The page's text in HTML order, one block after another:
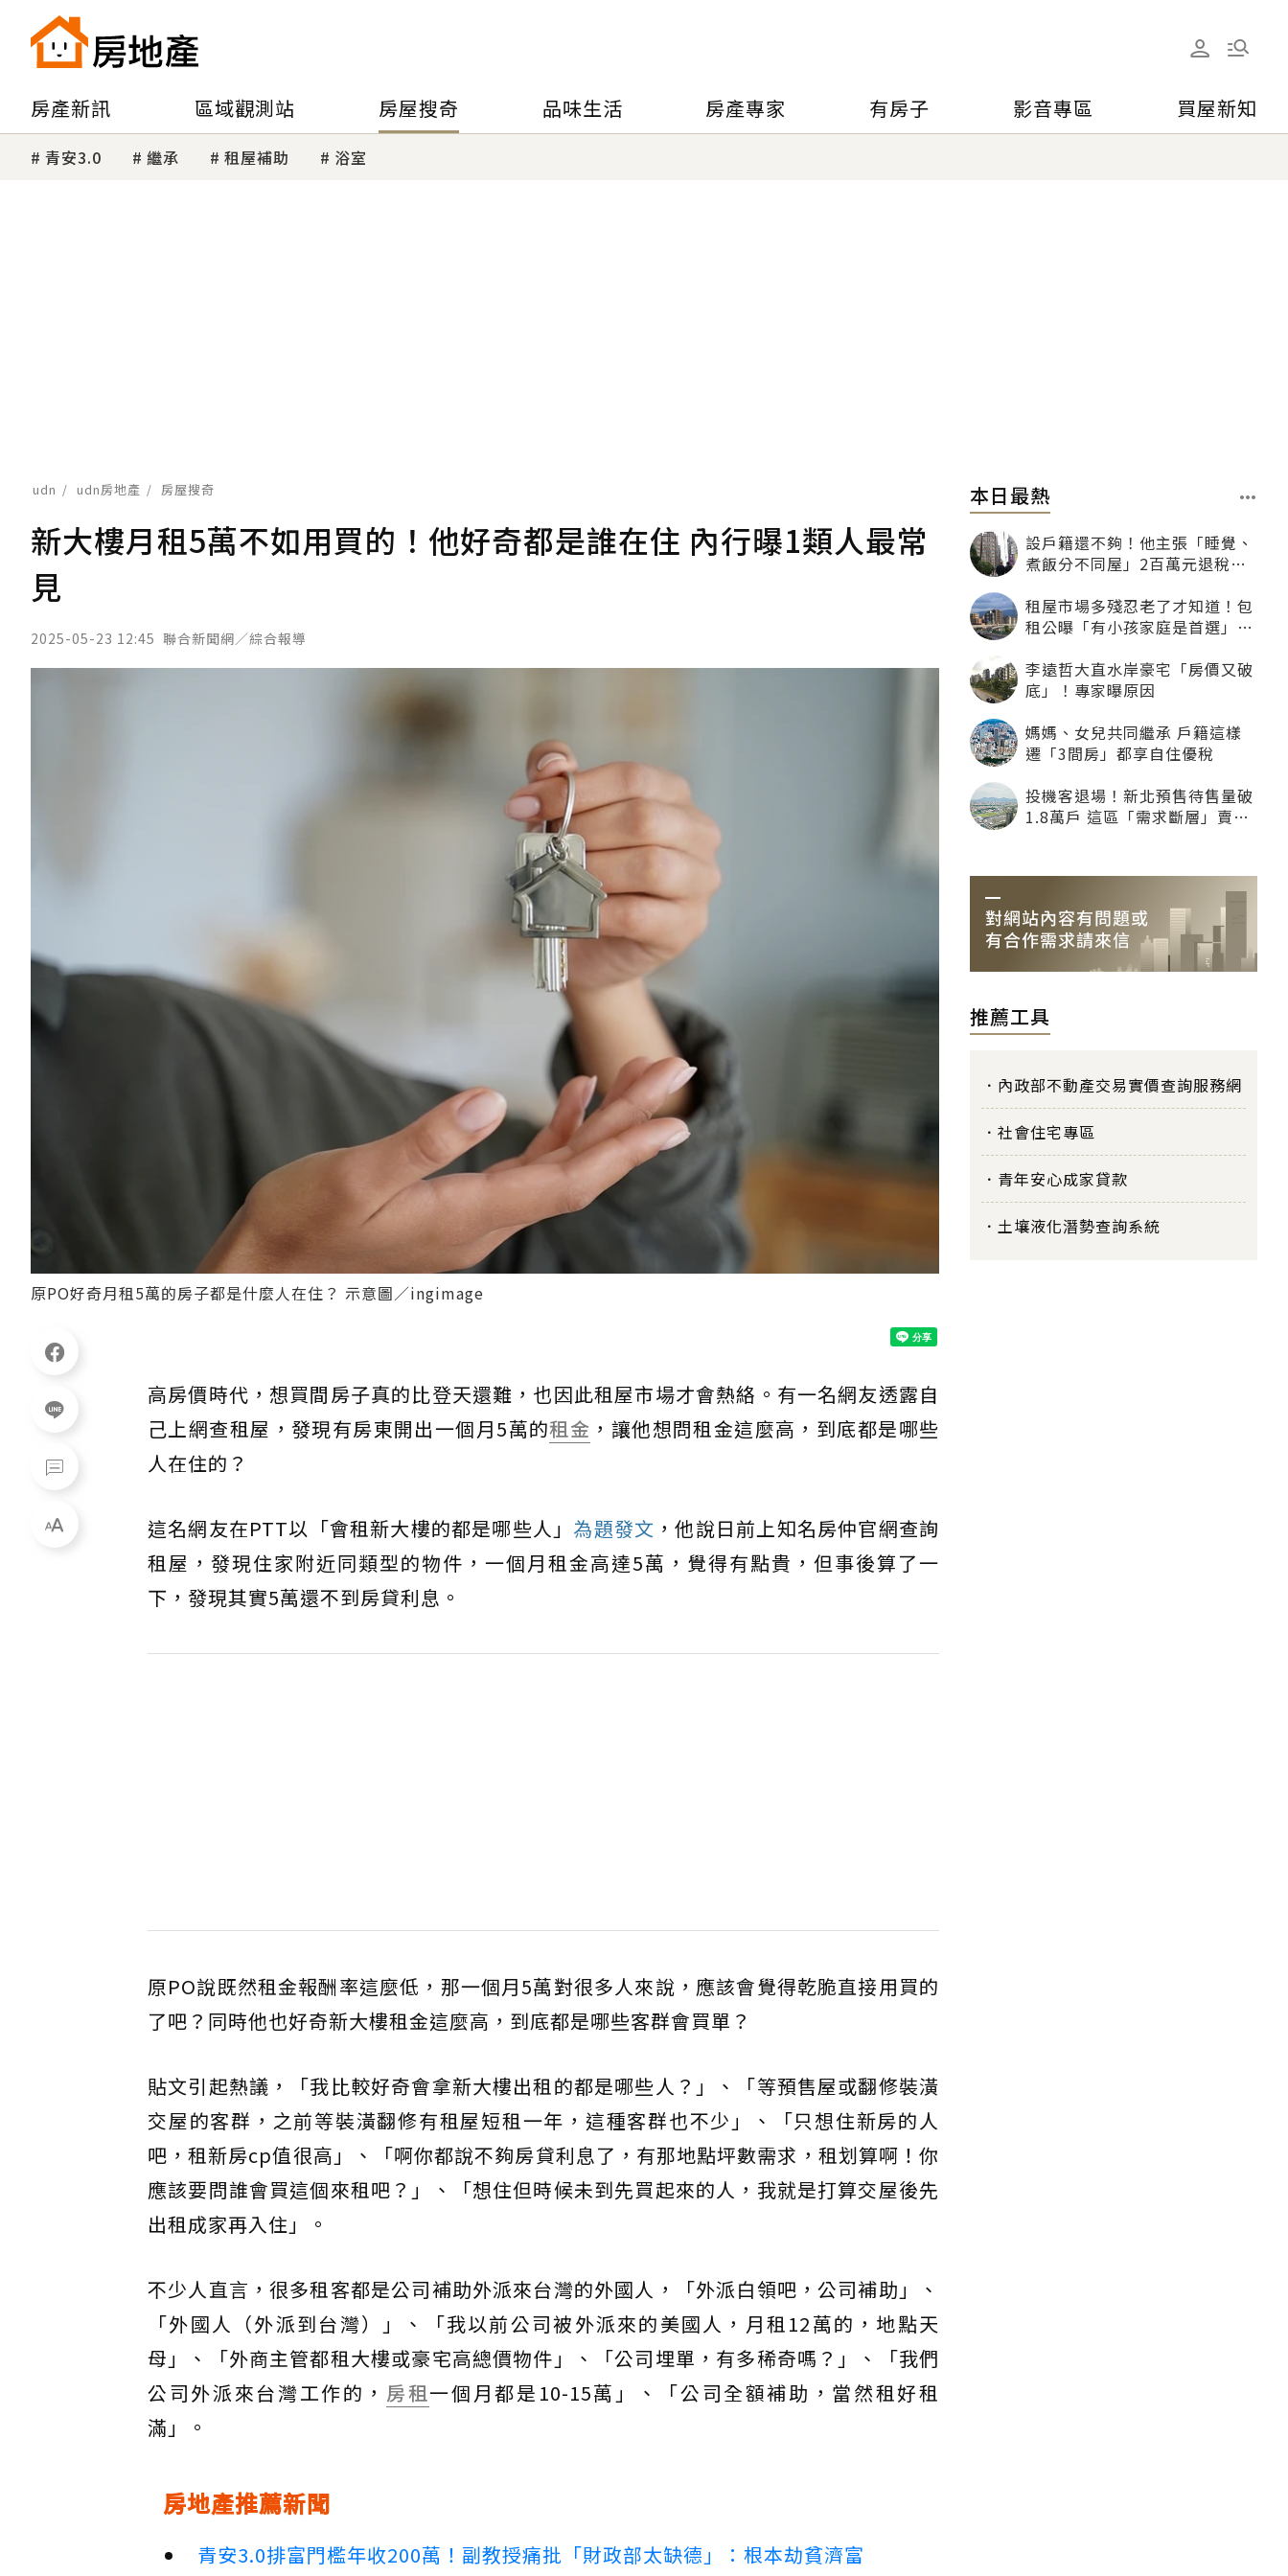
房產新訊 區域觀測站 房屋搜奇 品味生活 房產專家 有房子 影音專區 買屋新知
青安3.0 繼承 租屋補助 浴室
udn udn房地產 房屋搜奇
新大樓月租5萬不如用買的！他好奇都是誰在住 內行曝1類人最常
見
2025-05-23 12:45 聯合新聞網／綜合報導
原PO好奇月租5萬的房子都是什麼人在住？ 示意圖／ingimage
高房價時代，想買間房子真的比登天還難，也因此租屋市場才會熱絡。有一名網友透露自
己上網查租屋，發現有房東開出一個月5萬的租金 ，讓他想問租金這麼高，到底都是哪些
人在住的？
這名網友在PTT以「會租新大樓的都是哪些人」 為題發文 ，他說日前上知名房仲官網查詢
租屋，發現住家附近同類型的物件，一個月租金高達5萬，覺得有點貴，但事後算了一
下，發現其實5萬還不到房貸利息。
原PO說既然租金報酬率這麼低，那一個月5萬對很多人來說，應該會覺得乾脆直接用買的
了吧？同時他也好奇新大樓租金這麼高，到底都是哪些客群會買單？
貼文引起熱議，「我比較好奇會拿新大樓出租的都是哪些人？」、「等預售屋或翻修裝潢
交屋的客群，之前等裝潢翻修有租屋短租一年，這種客群也不少」、「只想住新房的人
吧，租新房cp值很高」、「啊你都說不夠房貸利息了，有那地點坪數需求，租划算啊！你
應該要問誰會買這個來租吧？」、「想住但時候未到先買起來的人，我就是打算交屋後先
出租成家再入住」。
不少人直言，很多租客都是公司補助外派來台灣的外國人，「外派白領吧，公司補助」、
「外國人（外派到台灣）」、「我以前公司被外派來的美國人，月租12萬的，地點天
母」、「外商主管都租大樓或豪宅高總價物件」、「公司埋單，有多稀奇嗎？」、「我們
公司外派來台灣工作的， 房租一個月都是10-15萬」、「公司全額補助，當然租好租
滿」。
房地產推薦新聞
青安3.0排富門檻年收200萬！副教授痛批「財政部太缺德」：根本劫貧濟富
本日最熱
設戶籍還不夠！他主張「睡覺、
煮飯分不同屋」2百萬元退稅照
租屋市場多殘忍老了才知道！包
租公曝「有小孩家庭是首選」：
李遠哲大直水岸豪宅「房價又破
底」！專家曝原因
媽媽、女兒共同繼承 戶籍這樣
遷「3間房」都享自住優稅
投機客退場！新北預售待售量破
1.8萬戶 這區「需求斷層」賣壓
推薦工具
內政部不動產交易實價查詢服務網
社會住宅專區
青年安心成家貸款
土壤液化潛勢查詢系統